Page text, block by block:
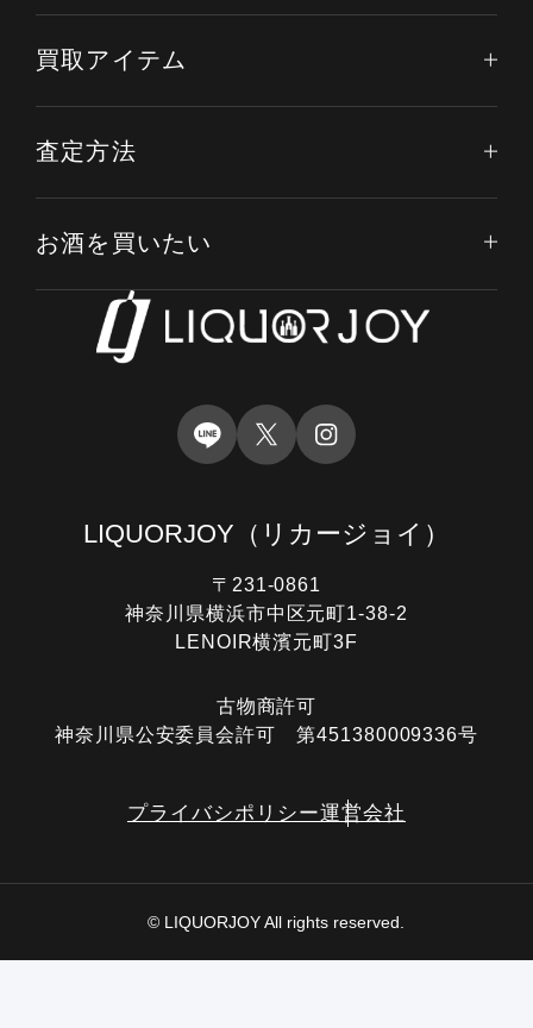
LIQUORJOY （リカージョイ）
〒231-0861
神奈川県横浜市中区元町1-38-2
LENOIR横濱元町3F
古物商許可
神奈川県公安委員会許可 第451380009336号
プライバシポリシー運営会社
© LIQUORJOY All rights reserved.
買取アイテム
査定方法
お酒を買いたい